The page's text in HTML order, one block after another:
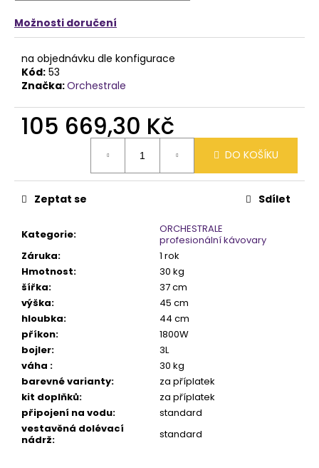
Možnosti doručení
na objednávku dle konfigurace
Kód: 53
Značka:Orchestrale
105 669,30 Kč
DO KOŠÍKU
Kategorie:
ORCHESTRALE
profesionální kávovary
Záruka:
1 rok
Hmotnost:
30 kg
šířka:
37 cm
výška:
45 cm
hloubka:
44 cm
příkon:
1800W
bojler:
3L
váha :
30 kg
barevné varianty:
za příplatek
kit doplňků:
za příplatek
připojení na vodu:
standard
vestavěná dolévací
nádrž: standard
Zeptat se Sdílet